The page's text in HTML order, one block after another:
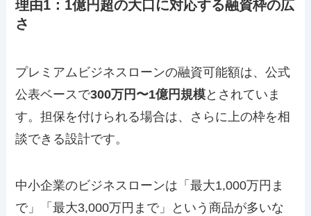
理由1：1億円超の大口に対応する融資枠の広
さ
プレミアムビジネスローンの融資可能額は、公式
公表ベースで300万円〜1億円規模とされていま
す。担保を付けられる場合は、さらに上の枠を相
談できる設計です。
中小企業のビジネスローンは「最大1,000万円ま
で」「最大3,000万円まで」という商品が多いな